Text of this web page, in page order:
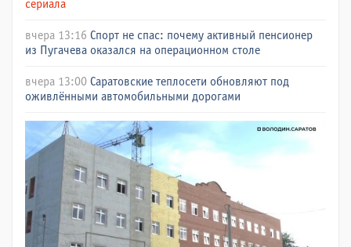
сериала
вчера 13:16 Спорт не спас: почему активный пенсионер
из Пугачева оказался на операционном столе
вчера 13:00 Саратовские теплосети обновляют под
оживлёнными автомобильными дорогами